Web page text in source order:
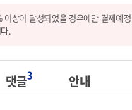
상이 달성되었을 경우에만 결제예정
.
댓글3 안내